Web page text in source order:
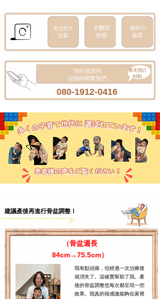
育兒世代
拉緊
施術の
​風景
在醫院
狀態
預約或諮詢
請隨時聯繫我們
080-1912-0416
當天預訂
好的
建議產後再進行骨盆調整！
（骨盆週長
84cm→75.5cm）
我有點頭痛，但經過一次治療後
就消失了。這確實幫助了我。產
後的骨盆調整也每次都呈現一些
效果。我真的很感激能夠在家裡